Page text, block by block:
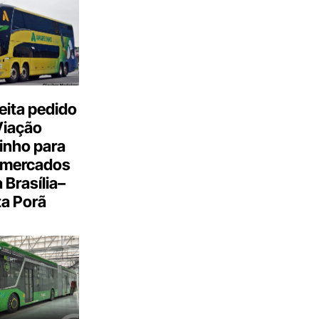
pedido
para
Brasília–
Porã